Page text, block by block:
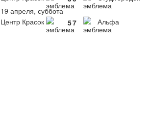
19 апреля, суббота
Центр Красок
57 Альфа